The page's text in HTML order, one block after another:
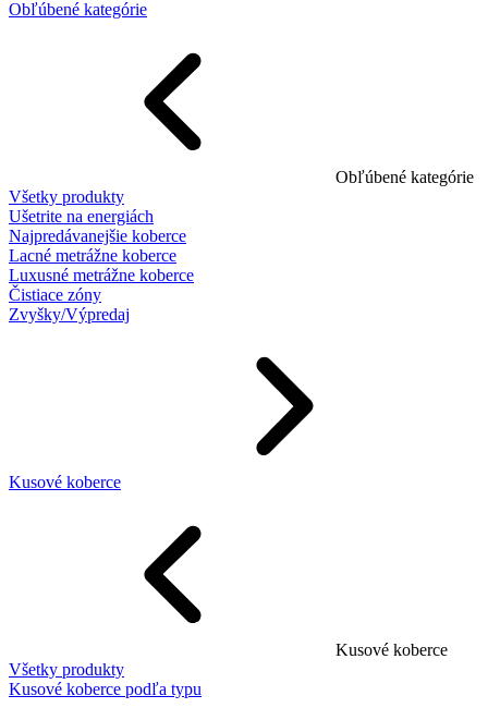
Obľúbené kategórie
Obľúbené kategórie
Všetky produkty
Ušetrite na energiách
Najpredávanejšie koberce
Lacné metrážne koberce
Luxusné metrážne koberce
Čistiace zóny
Zvyšky/Výpredaj
Kusové koberce
Kusové koberce
Všetky produkty
Kusové koberce podľa typu